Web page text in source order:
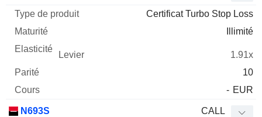
Certificat Turbo Stop Loss
Illimité
1.91x
10
- EUR
N693S CALL